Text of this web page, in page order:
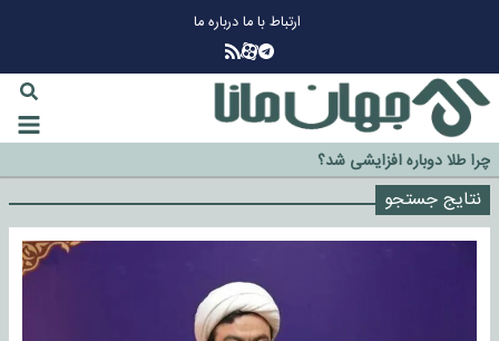
ارتباط با مادرباره ما
چرا طلا دوباره افزایشی شد؟
گزینه جدایی اوسمار روی میز مدیران پرسپولیس
آیا رئیس جمهور آمریکا قانون را دور می‌زند؟
اخراج رسمی چهره نامدار از پرسپولیس
سازمان اطلاعات سپاه: پروژه دولت ترامپ برای مهار چین، روسیه و اروپا شکست
نتایج جستجو